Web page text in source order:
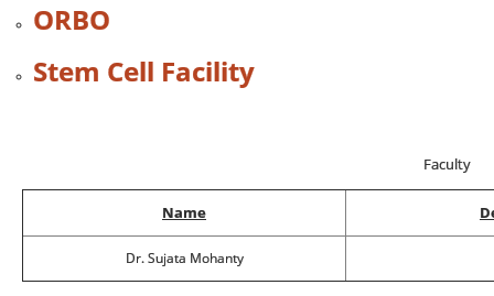
ORBO
Stem Cell Facility
Faculty
Name
Dr. Sujata Mohanty